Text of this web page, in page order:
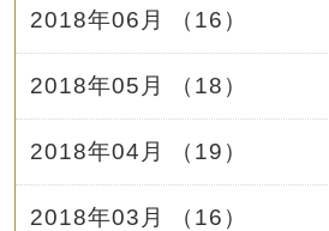
2018年06月 （16）
2018年05月 （18）
2018年04月 （19）
2018年03月 （16）